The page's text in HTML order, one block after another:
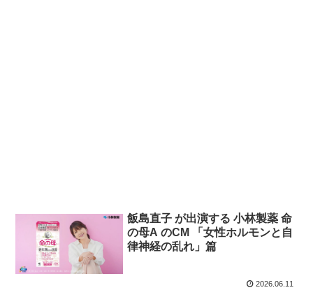
飯島直子 が出演する 小林製薬 命
の⺟A のCM 「⼥性ホルモンと⾃
律神経の乱れ」篇
2026.06.11